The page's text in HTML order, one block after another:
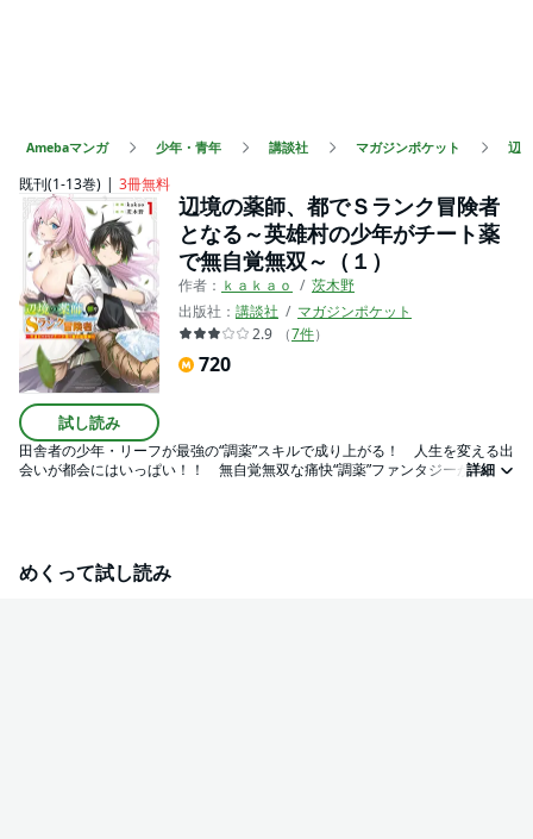
Amebaマンガ 少年・青年 講談社 マガジンポケット 辺
既刊(1-13巻) 3冊無料
試し読み
辺境の薬師、都でＳランク冒険者
となる～英雄村の少年がチート薬
で無自覚無双～（１）
作者： ｋａｋａｏ
茨木野
出版社： 講談社
マガジンポケット
2.9
（7件）
720
田舎者の少年・リーフが最強の“調薬”スキルで成り上がる！ 人生を変える出
会いが都会にはいっぱい！！ 無自覚無双な痛快“調薬”ファンタジーがここに
バンライフ、ここに開幕！！
詳細
めくって試し読み